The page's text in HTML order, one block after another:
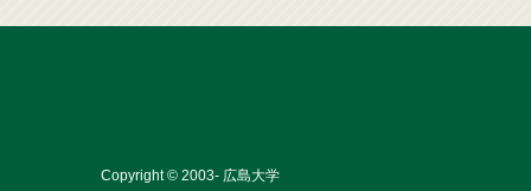
Copyright © 2003- 広島大学